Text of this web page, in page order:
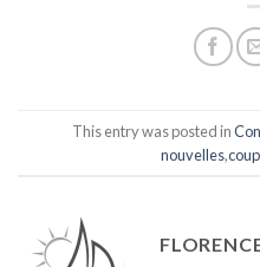
This entry was posted in
nouvelles,